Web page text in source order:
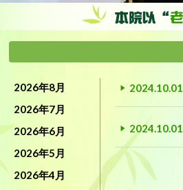
2026年8月
2026年7月
2026年6月
2026年5月
2026年4月
2024.10.01
2024.10.01